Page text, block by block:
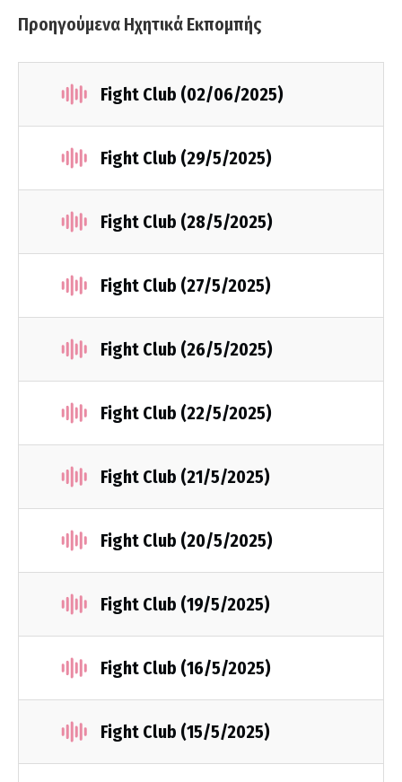
Προηγούμενα Ηχητικά Εκπομπής
Fight Club (02/06/2025)
Fight Club (29/5/2025)
Fight Club (28/5/2025)
Fight Club (27/5/2025)
Fight Club (26/5/2025)
Fight Club (22/5/2025)
Fight Club (21/5/2025)
Fight Club (20/5/2025)
Fight Club (19/5/2025)
Fight Club (16/5/2025)
Fight Club (15/5/2025)